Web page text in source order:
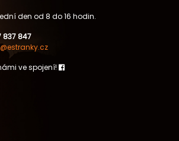
den od 8 do 16 hodin.
837 847
ve spojení!